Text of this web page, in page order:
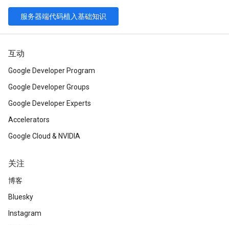
服务器端代码植入基础知识
互动
Google Developer Program
Google Developer Groups
Google Developer Experts
Accelerators
Google Cloud & NVIDIA
关注
博客
Bluesky
Instagram